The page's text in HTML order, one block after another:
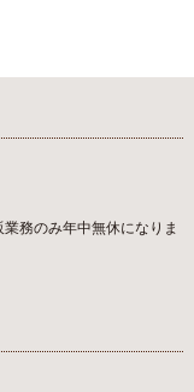
務のみ年中無休になりま